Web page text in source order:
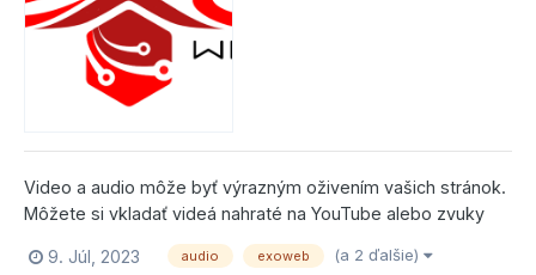
Video a audio môže byť výrazným oživením vašich stránok.
Môžete si vkladať videá nahraté na YouTube alebo zvuky
nahraté na SoundCloud. Video a audio Kliknite hore na Pridať
obsah a následne na Pridať sekciu: Na stránke sa objaví
9. Júl, 2023 audio exoweb (a 2 ďalšie)